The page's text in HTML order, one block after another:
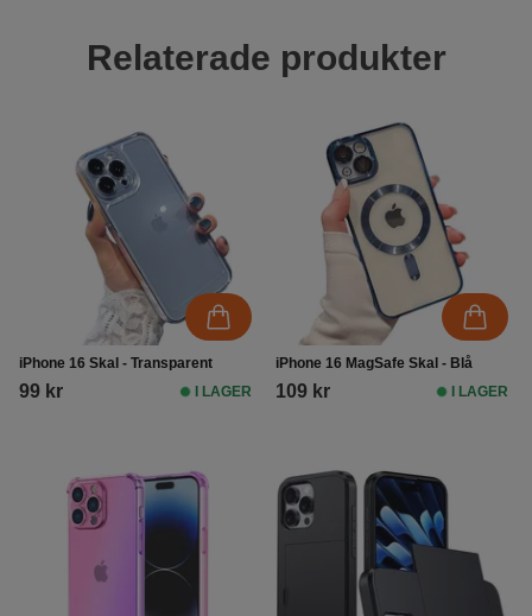
Relaterade produkter
iPhone 16 Skal - Transparent
99 kr I LAGER
iPhone 16 MagSafe Skal - Blå
109 kr I LAGER